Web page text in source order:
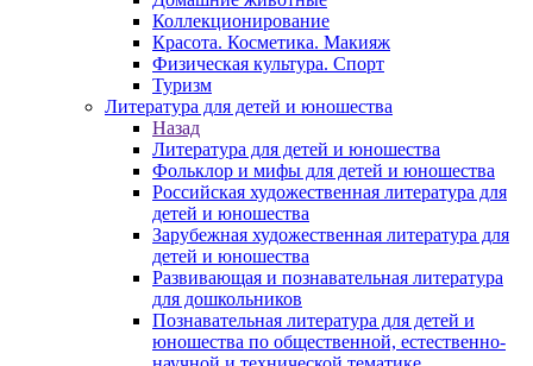
Коллекционирование
Красота. Косметика. Макияж
Физическая культура. Спорт
Туризм
Литература для детей и юношества
Назад
Литература для детей и юношества
Фольклор и мифы для детей и юношества
Российская художественная литература для
детей и юношества
Зарубежная художественная литература для
детей и юношества
Развивающая и познавательная литература
для дошкольников
Познавательная литература для детей и
юношества по общественной, естественно-